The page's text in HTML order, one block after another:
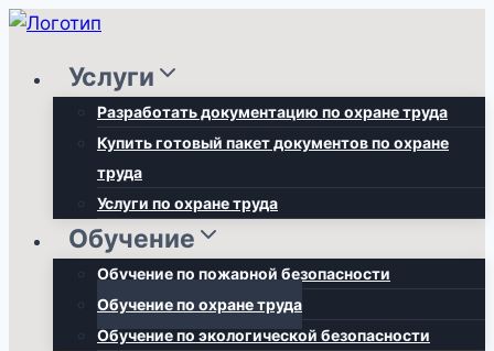
Перейти
содержимому
Услуги
Разработать документацию по охране труда
Купить готовый пакет документов по охране
труда
Услуги по охране труда
Обучение
Обучение по пожарной безопасности
Обучение по охране труда
Обучение по экологической безопасности